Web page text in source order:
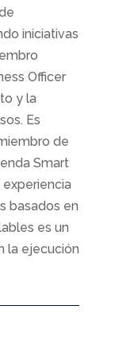
iniciativas
Officer
y la
Es
de
Smart
experiencia
basados en
es un
la ejecución